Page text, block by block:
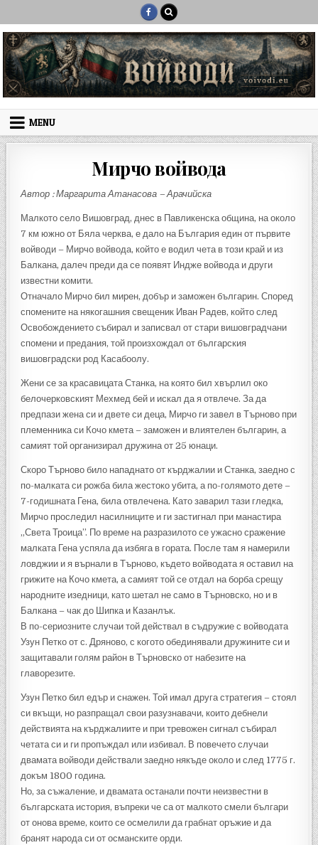
MENU
Мирчо войвода
Автор : Маргарита Атанасова – Арачийска
Малкото село Вишовград, днес в Павликенска община, на около
7 км южно от Бяла черква, е дало на България един от първите
войводи – Мирчо войвода, който е водил чета в този край и из
Балкана, далеч преди да се появят Индже войвода и други
известни комити.
Отначало Мирчо бил мирен, добър и заможен българин. Според
спомените на някогашния свещеник Иван Радев, който след
Освобождението събирал и записвал от стари вишовградчани
спомени и предания, той произхождал от българския
вишовградски род Касабоолу.
Жени се за красавицата Станка, на която бил хвърлил око
белочерковският Мехмед бей и искал да я отвлече. За да
предпази жена си и двете си деца, Мирчо ги завел в Търново при
племенника си Кочо кмета – заможен и влиятелен българин, а
самият той организирал дружина от 25 юнаци.
Скоро Търново било нападнато от кърджалии и Станка, заедно с
по-малката си рожба била жестоко убита, а по-голямото дете –
7-годишната Гена, била отвлечена. Като заварил тази гледка,
Мирчо проследил насилниците и ги застигнал при манастира
„Света Троица”. По време на разразилото се ужасно сражение
малката Гена успяла да избяга в гората. После там я намерили
ловджии и я върнали в Търново, където войводата я оставил на
грижите на Кочо кмета, а самият той се отдал на борба срещу
народните изедници, като шетал не само в Търновско, но и в
Балкана – чак до Шипка и Казанлък.
В по-сериозните случаи той действал в съдружие с войводата
Узун Петко от с. Дряново, с когото обединявали дружините си и
защитавали голям район в Търновско от набезите на
главорезите.
Узун Петко бил едър и снажен. Той имал друга стратегия – стоял
си вкъщи, но разпращал свои разузнавачи, които дебнели
действията на кърджалиите и при тревожен сигнал събирал
четата си и ги пропъждал или избивал. В повечето случаи
двамата войводи действали заедно някъде около и след 1775 г.
докъм 1800 година.
Но, за съжаление, и двамата останали почти неизвестни в
българската история, въпреки че са от малкото смели българи
от онова време, които се осмелили да грабнат оръжие и да
бранят народа си от османските орди.